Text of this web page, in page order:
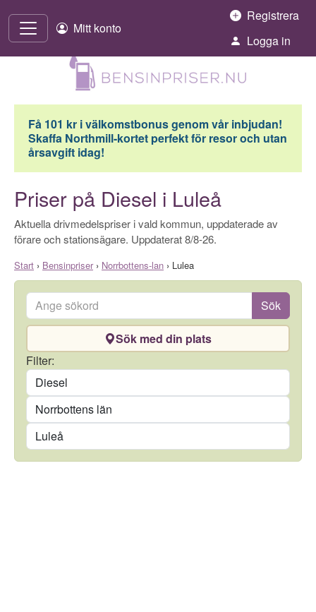
Mitt konto
Registrera
Logga in
Få 101 kr i välkomstbonus genom vår inbjudan!
Skaffa Northmill-kortet perfekt för resor och utan
årsavgift idag!
Priser på Diesel i Luleå
Aktuella drivmedelspriser i vald kommun, uppdaterade av
förare och stationsägare. Uppdaterat 8/8-26.
Start › Bensinpriser› Norrbottens-lan › Lulea
Ange sökord Sök
Sök med din plats
Filter:
Län
Kommun